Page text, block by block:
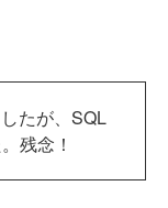
たが、SQL
残念！